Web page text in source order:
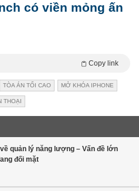
có viền mỏng ấn
Copy link
TÒA ÁN TỐI CAO MỞ KHÓA IPHONE
THOẠI
quản lý năng lượng – Vấn đề lớn
đối mặt